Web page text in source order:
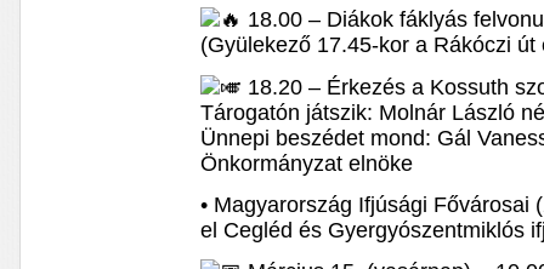
18.00 – Diákok fáklyás
(Gyülekező 17.45-kor a Rákóczi
18.20 – Érkezés a Kossuth
Tárogatón játszik: Molnár László
Ünnepi beszédet mond: Gál
Önkormányzat elnöke
• Magyarország Ifjúsági Fővárosai
el Cegléd és Gyergyószentmiklós